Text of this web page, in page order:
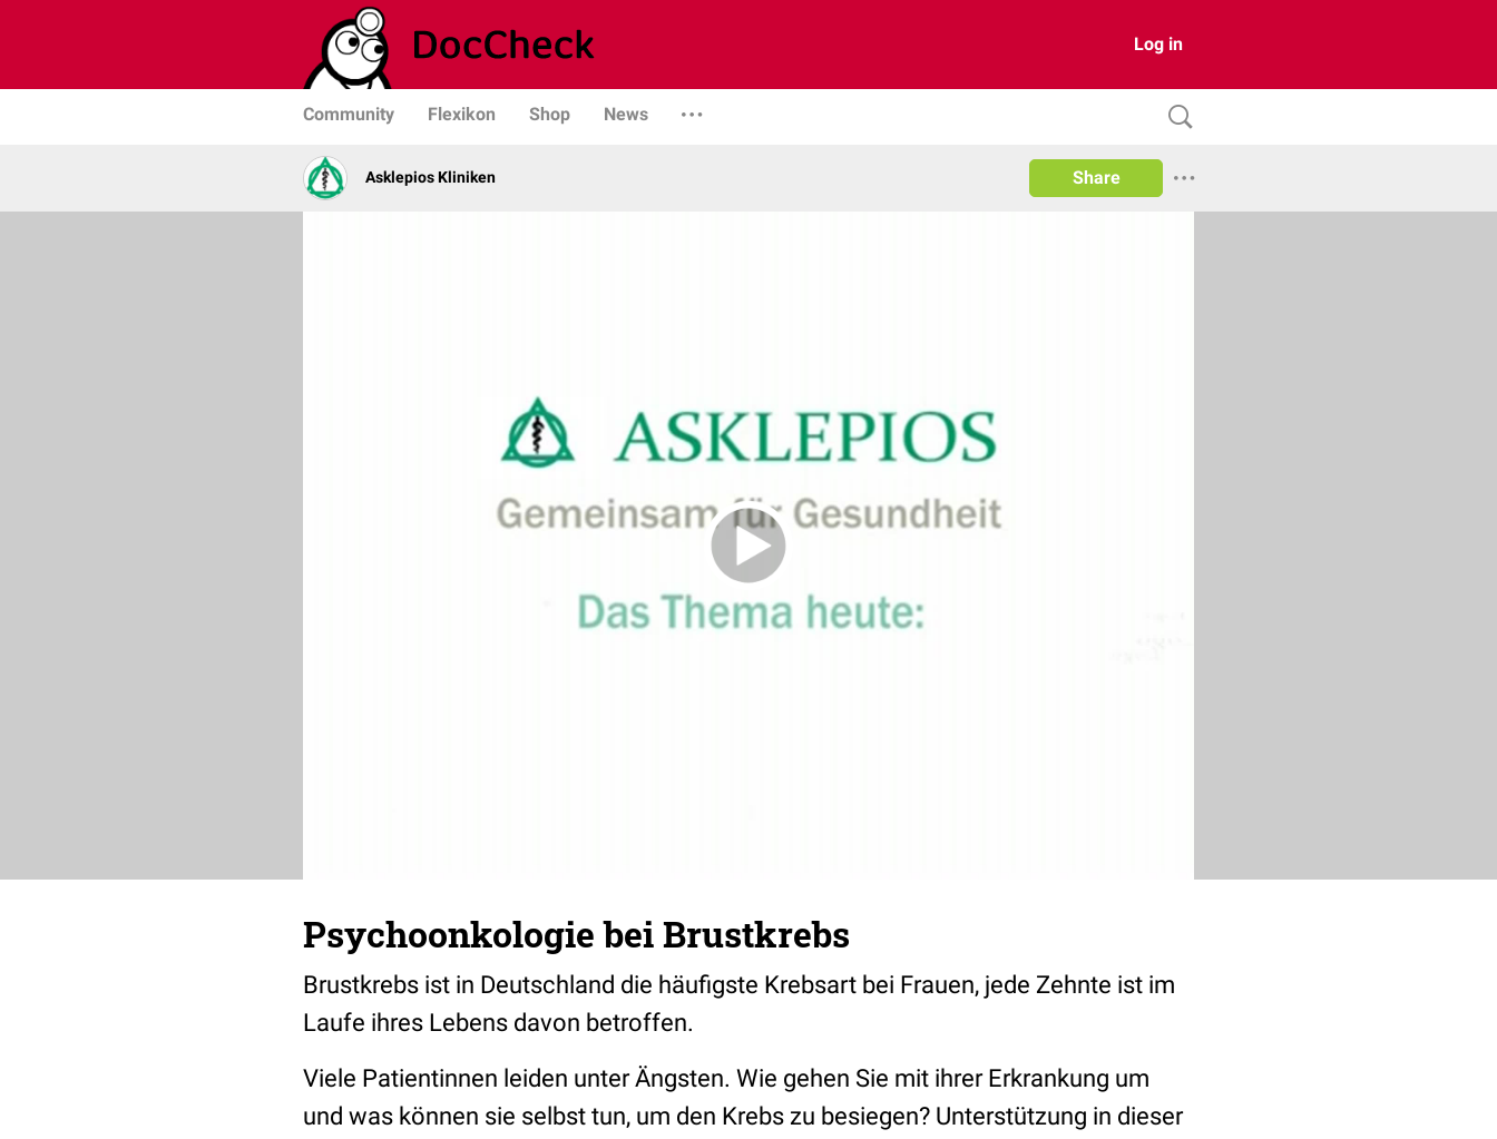
Log in
Community Flexikon Shop News
Asklepios Kliniken Share
Psychoonkologie bei Brustkrebs
Brustkrebs ist in Deutschland die häufigste Krebsart bei Frauen, jede Zehnte ist im
Laufe ihres Lebens davon betroffen.
Viele Patientinnen leiden unter Ängsten. Wie gehen Sie mit ihrer Erkrankung um
und was können sie selbst tun, um den Krebs zu besiegen? Unterstützung in dieser